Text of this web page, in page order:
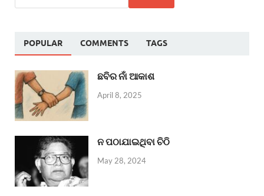
POPULAR COMMENTS TAGS
ଛବିର ନାଁ ଆକାଶ
April 8, 2025
ନ ପଠାଯାଇଥିବା ଚିଠି
May 28, 2024